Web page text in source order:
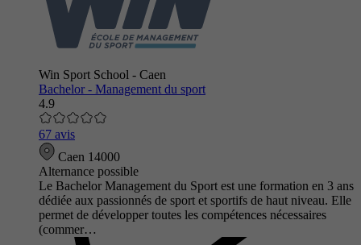
Win Sport School - Caen
Bachelor - Management du sport
4.9
67 avis
Caen 14000
Alternance possible
Le Bachelor Management du Sport est une formation en 3 ans
dédiée aux passionnés de sport et sportifs de haut niveau. Elle
permet de développer toutes les compétences nécessaires
(commer…